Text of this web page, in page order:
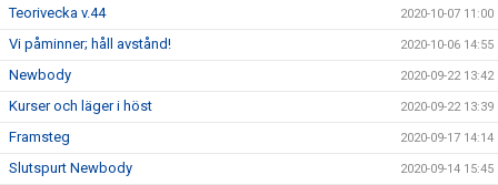
Teorivecka v.44 2020-10-07 11:00
Vi påminner; håll avstånd! 2020-10-06 14:55
Newbody 2020-09-22 13:42
Kurser och läger i höst 2020-09-22 13:39
Framsteg 2020-09-17 14:14
Slutspurt Newbody 2020-09-14 15:45